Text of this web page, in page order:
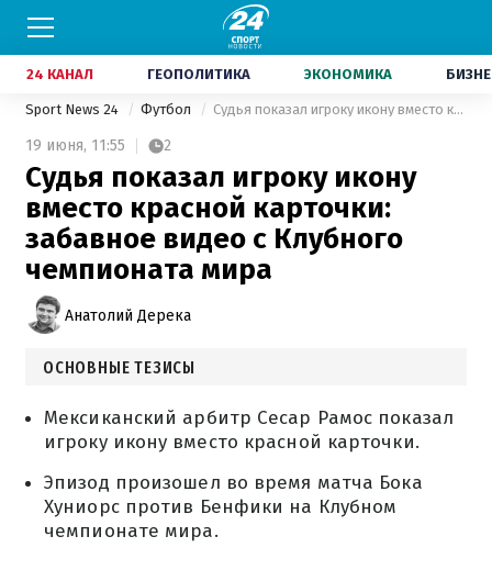
24 КАНАЛ ГЕОПОЛИТИКА ЭКОНОМИКА
Sport News 24 Футбол Судья показал игроку икону вместо красной карточки: забавное видео с Клубного чемпионата мира
19 июня, 11:55 2
Судья показал игроку икону
вместо красной карточки:
забавное видео с Клубного
чемпионата мира
Анатолий Дерека
ОСНОВНЫЕ ТЕЗИСЫ
Мексиканский арбитр Сесар Рамос показал
игроку икону вместо красной карточки.
Эпизод произошел во время матча Бока
Хуниорс против Бенфики на Клубном
чемпионате мира.